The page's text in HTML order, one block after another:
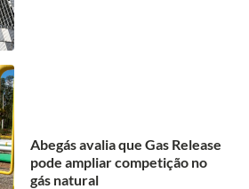
Abegás avalia que Gas Release
pode ampliar competição no
gás natural